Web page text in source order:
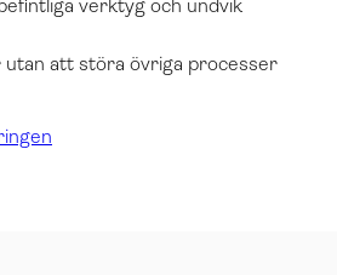
verktyg och undvik
att störa övriga processer